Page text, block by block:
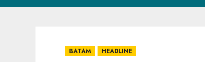
BATAM HEADLINE